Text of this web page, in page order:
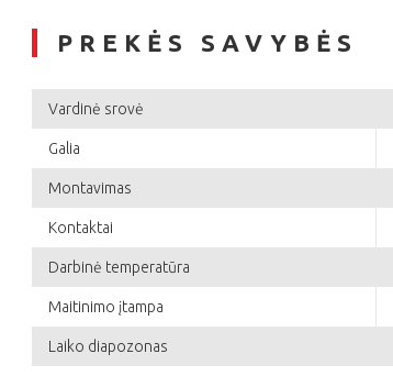
PREKĖS SAVYBĖS
Vardinė srovė
Galia
Montavimas
Kontaktai
Darbinė temperatūra
Maitinimo įtampa
Laiko diapozonas